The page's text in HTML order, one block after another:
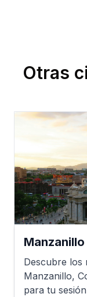
Otras
Manzanillo
Descubre los
Manzanillo,
para tu